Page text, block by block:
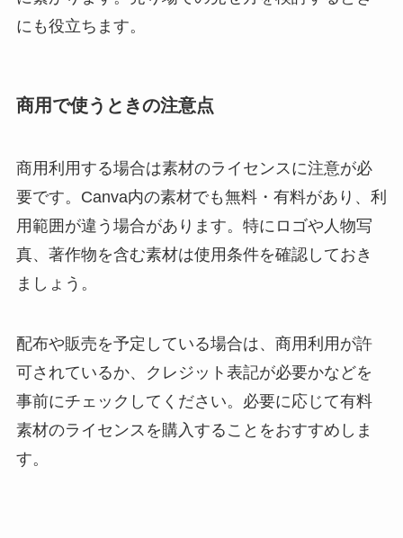
にも役立ちます。
商用で使うときの注意点
商用利用する場合は素材のライセンスに注意が必
要です。Canva内の素材でも無料・有料があり、利
用範囲が違う場合があります。特にロゴや人物写
真、著作物を含む素材は使用条件を確認しておき
ましょう。
配布や販売を予定している場合は、商用利用が許
可されているか、クレジット表記が必要かなどを
事前にチェックしてください。必要に応じて有料
素材のライセンスを購入することをおすすめしま
す。